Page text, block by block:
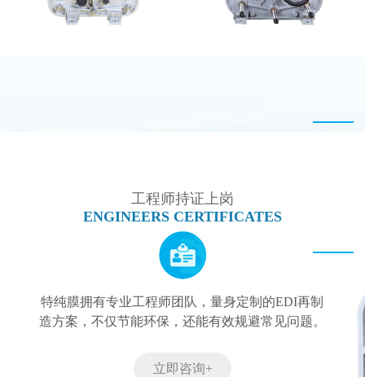
工程师持证上岗
ENGINEERS CERTIFICATES
特纯膜拥有专业工程师团队，量身定制的EDI再制
造方案，不仅节能环保，还能有效规避常见问题。
立即咨询+